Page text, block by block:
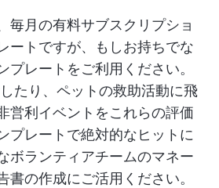
毎月の有料サブスクリプショ
ートですが、もしお持ちでな
プレートをご利用ください。
たり、ペットの救助活動に飛
営利イベントをこれらの評価
プレートで絶対的なヒットに
ボランティアチームのマネー
書の作成にご活用ください。